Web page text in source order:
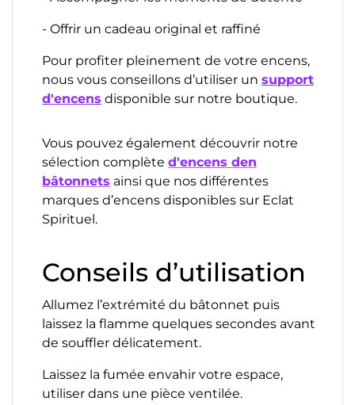
- Offrir un cadeau original et raffiné
Pour profiter pleinement de votre encens,
nous vous conseillons d’utiliser un support
d'encens disponible sur notre boutique.
Vous pouvez également découvrir notre
sélection complète d'encens den
bâtonnets ainsi que nos différentes
marques d’encens disponibles sur Eclat
Spirituel.
Conseils d’utilisation
Allumez l’extrémité du bâtonnet puis
laissez la flamme quelques secondes avant
de souffler délicatement.
Laissez la fumée envahir votre espace,
utiliser dans une pièce ventilée.